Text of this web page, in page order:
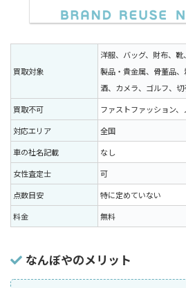
買取対象
洋服、バッグ、財布、
製品・貴金属、骨董品
酒、カメラ、ゴルフ、
買取不可
ファストファッション
対応エリア
全国
車の社名記載
なし
女性査定士
可
点数目安
特に定めていない
料金
無料
なんぼやのメリット